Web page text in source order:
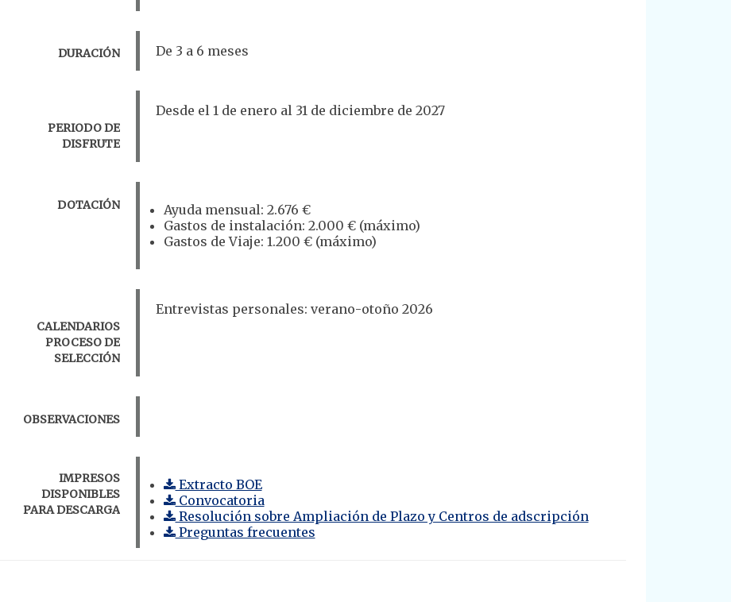
DURACIÓN ​De 3 a 6 meses
PERIODO DE
DISFRUTE
Desde el 1 de enero al 31 de diciembre de 2027
DOTACIÓN
Ayuda mensual: 2.676 €
Gastos de instalación: 2.000 € (máximo)
Gastos de Viaje: 1.200 € (máximo)
CALENDARIOS
PROCESO DE
SELECCIÓN
Entrevistas personales: verano-otoño 2026
OBSERVACIONES
IMPRESOS
DISPONIBLES
PARA DESCARGA
Extracto BOE
Convocatoria
Resolución sobre Ampliación de Plazo y Centros de adscripción
Preguntas frecuentes